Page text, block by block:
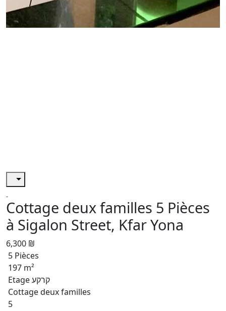
Cottage deux familles 5 Pièces
à Sigalon Street, Kfar Yona
6,300 ₪
5 Pièces
197 m²
Etage קרקע
Cottage deux familles
5